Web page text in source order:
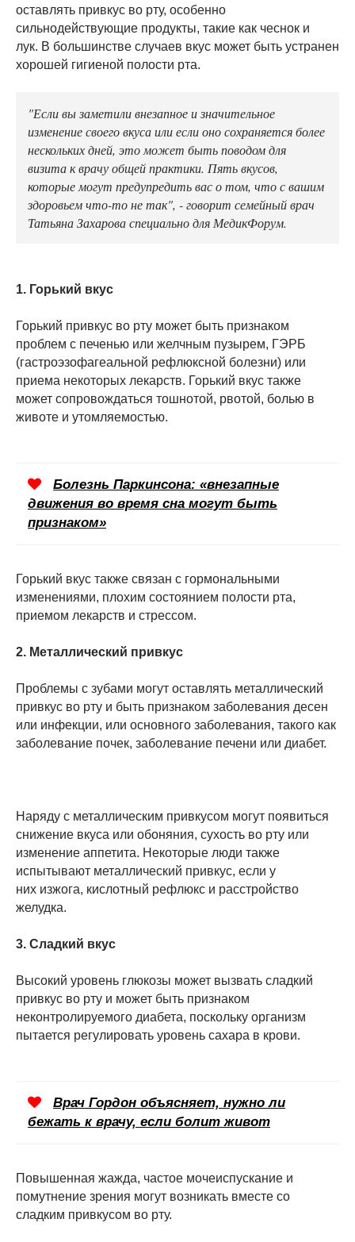
оставлять привкус во рту, особенно
сильнодействующие продукты, такие как чеснок и
лук. В большинстве случаев вкус может быть устранен
хорошей гигиеной полости рта.
"Если вы заметили внезапное и значительное
изменение своего вкуса или если оно сохраняется более
нескольких дней, это может быть поводом для
визита к врачу общей практики. Пять вкусов,
которые могут предупредить вас о том, что с вашим
здоровьем что-то не так", - говорит семейный врач
Татьяна Захарова специально для МедикФорум.
1. Горький вкус
Горький привкус во рту может быть признаком
проблем с печенью или желчным пузырем, ГЭРБ
(гастроэзофагеальной рефлюксной болезни) или
приема некоторых лекарств. Горький вкус также
может сопровождаться тошнотой, рвотой, болью в
животе и утомляемостью.
Болезнь Паркинсона: «внезапные
движения во время сна могут быть
признаком»
Горький вкус также связан с гормональными
изменениями, плохим состоянием полости рта,
приемом лекарств и стрессом.
2. Металлический привкус
Проблемы с зубами могут оставлять металлический
привкус во рту и быть признаком заболевания десен
или инфекции, или основного заболевания, такого как
заболевание почек, заболевание печени или диабет.
Наряду с металлическим привкусом могут появиться
снижение вкуса или обоняния, сухость во рту или
изменение аппетита. Некоторые люди также
испытывают металлический привкус, если у
них изжога, кислотный рефлюкс и расстройство
желудка.
3. Сладкий вкус
Высокий уровень глюкозы может вызвать сладкий
привкус во рту и может быть признаком
неконтролируемого диабета, поскольку организм
пытается регулировать уровень сахара в крови.
Врач Гордон объясняет, нужно ли
бежать к врачу, если болит живот
Повышенная жажда, частое мочеиспускание и
помутнение зрения могут возникать вместе со
сладким привкусом во рту.